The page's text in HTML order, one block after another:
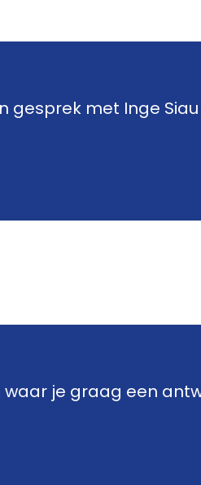
gesprek met Inge Siau
waar je graag een